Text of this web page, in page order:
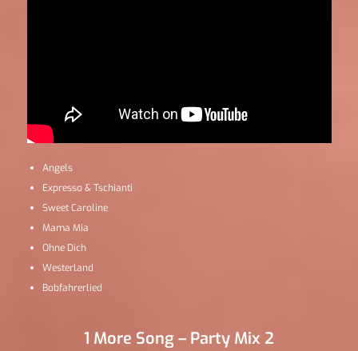
Angels
Expresso & Tschianti
Sweet Caroline
Mama Mia
Ohne Dich
Westerland
Bobfahrerlied
1 More Song – Party Mix 2